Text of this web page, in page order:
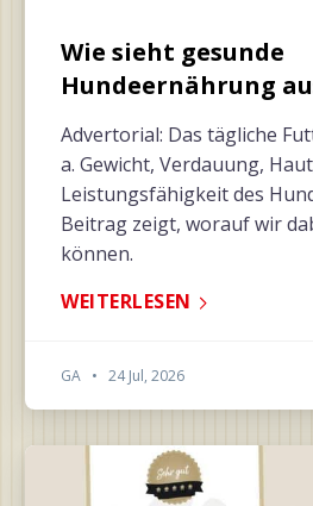
Wie sieht gesunde
Hundeernährung
Advertorial: Das tägliche
a. Gewicht, Verdauung,
Leistungsfähigkeit des
Beitrag zeigt, worauf wir
können.
WEITERLESEN
GA • 24 Jul, 2026